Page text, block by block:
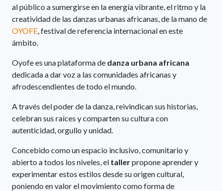
al público a sumergirse en la energía vibrante, el ritmo y la
creatividad de las danzas urbanas africanas, de la mano de
OYOFE, festival de referencia internacional en este
ámbito.
Oyofe es una plataforma de danza urbana africana
dedicada a dar voz a las comunidades africanas y
afrodescendientes de todo el mundo.
A través del poder de la danza, reivindican sus historias,
celebran sus raíces y comparten su cultura con
autenticidad, orgullo y unidad.
Concebido como un espacio inclusivo, comunitario y
abierto a todos los niveles, el tallerpropone aprender y
experimentar estos estilos desde su origen cultural,
poniendo en valor el movimiento como forma de